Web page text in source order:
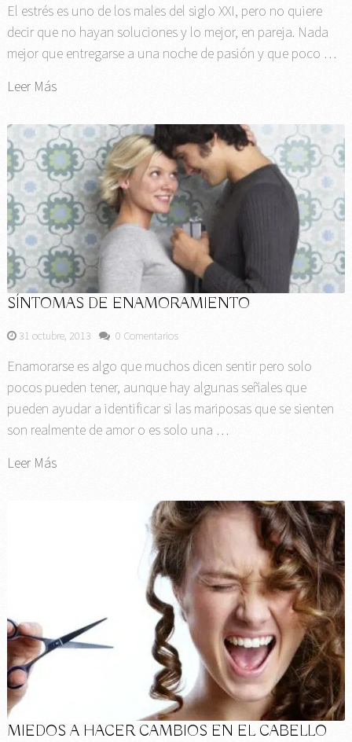
El estrés es uno de los males del siglo XXI, pero no quiere
decir que no hayan soluciones y lo mejor, en pareja. Nada
mejor que entregarse a una noche de pasión y que poco …
Leer Más
SÍNTOMAS DE ENAMORAMIENTO
31 octubre, 2013 0 Comentarios
Enamorarse es algo que muchos dicen sentir pero solo
pocos pueden tener, aunque hay algunas señales que
pueden ayudar a identificar si las mariposas que se sienten
son realmente de amor o es solo una …
Leer Más
MIEDOS A HACER CAMBIOS EN EL CABELLO